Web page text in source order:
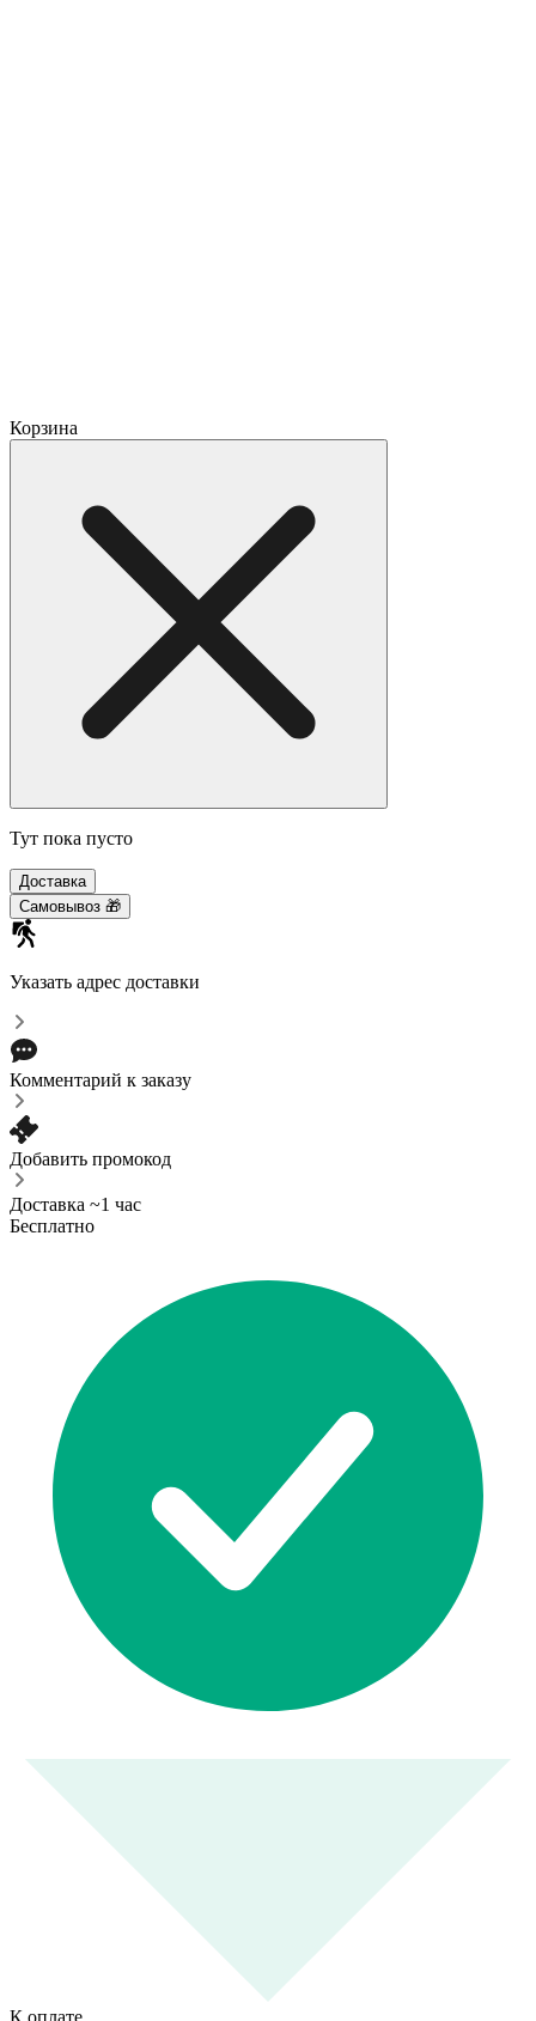
Корзина
Тут пока пусто
Доставка
Самовывоз 🎁
Указать адрес доставки
Комментарий к заказу
Добавить промокод
Доставка ~1 час
Бесплатно
К оплате